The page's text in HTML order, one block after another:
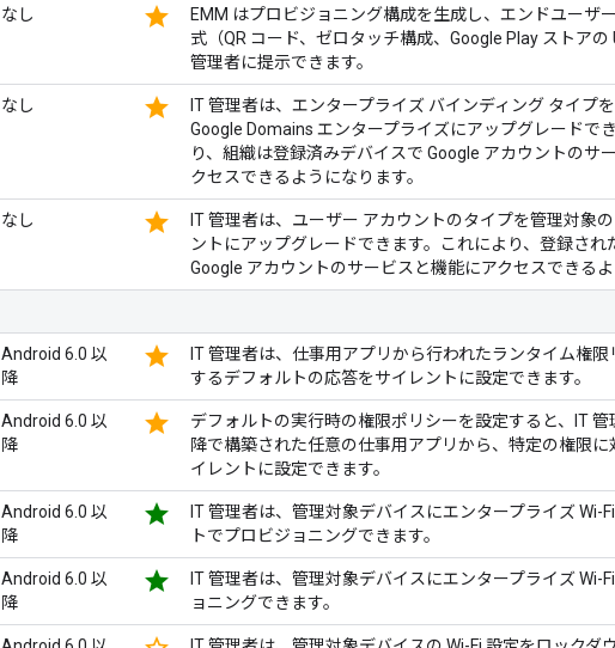
なし star
EMM はプロビジョニング構成を生成し、エンドユーザ
式（QR コード、ゼロタッチ構成、Google Play ストアの
管理者に提示できます。
なし star
IT 管理者は、エンタープライズ バインディング タイプ
Google Domains エンタープライズにアップグレードで
り、組織は登録済みデバイスで Google アカウントのサ
クセスできるようになります。
なし star
IT 管理者は、ユーザー アカウントのタイプを管理対象
ントにアップグレードできます。これにより、登録され
Google アカウントのサービスと機能にアクセスできるよ
Android 6.0 以
降
star
IT 管理者は、仕事用アプリから行われたランタイム権限
するデフォルトの応答をサイレントに設定できます。
Android 6.0 以
降
star
デフォルトの実行時の権限ポリシーを設定すると、IT 管
降で構築された任意の仕事用アプリから、特定の権限に
イレントに設定できます。
Android 6.0 以
降
star
IT 管理者は、管理対象デバイスにエンタープライズ Wi-
トでプロビジョニングできます。
Android 6.0 以
降
star
IT 管理者は、管理対象デバイスにエンタープライズ Wi-
ョニングできます。